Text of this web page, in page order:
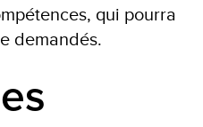
qui pourra
demandés.